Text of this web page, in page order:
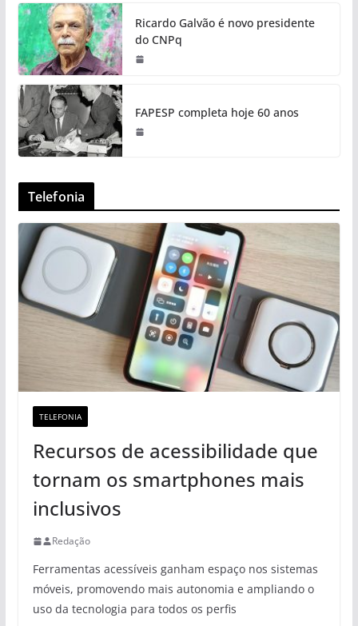
Ricardo Galvão é novo presidente
do CNPq
FAPESP completa hoje 60 anos
Telefonia
TELEFONIA
Recursos de acessibilidade que
tornam os smartphones mais
inclusivos
Redação
Ferramentas acessíveis ganham espaço nos sistemas
móveis, promovendo mais autonomia e ampliando o
uso da tecnologia para todos os perfis